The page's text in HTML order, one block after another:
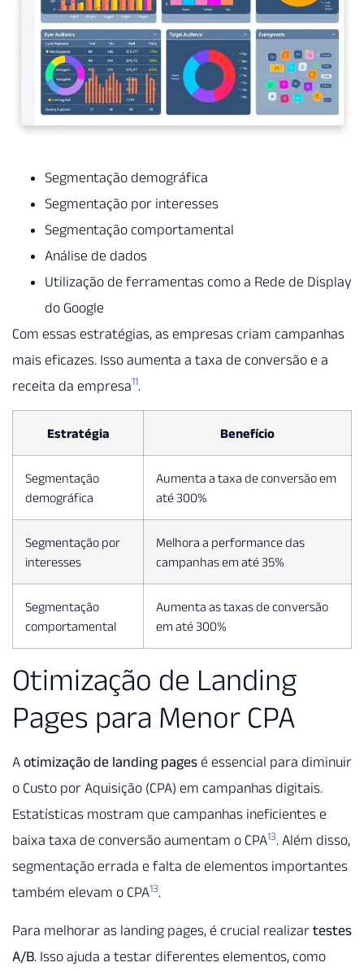
Segmentação demográfica
Segmentação por interesses
Segmentação comportamental
Análise de dados
Utilização de ferramentas como a Rede de Display
do Google
Com essas estratégias, as empresas criam campanhas
mais eficazes. Isso aumenta a taxa de conversão e a
receita da empresa11.
Estratégia Benefício
Segmentação
demográfica
Aumenta a taxa de conversão em
até 300%
Segmentação por
interesses
Melhora a performance das
campanhas em até 35%
Segmentação
comportamental
Aumenta as taxas de conversão
em até 300%
Otimização de Landing
Pages para Menor CPA
A otimização de landing pages é essencial para diminuir
o Custo por Aquisição (CPA) em campanhas digitais.
Estatísticas mostram que campanhas ineficientes e
baixa taxa de conversão aumentam o CPA13. Além disso,
segmentação errada e falta de elementos importantes
também elevam o CPA13.
Para melhorar as landing pages, é crucial realizar testes
A/B. Isso ajuda a testar diferentes elementos, como